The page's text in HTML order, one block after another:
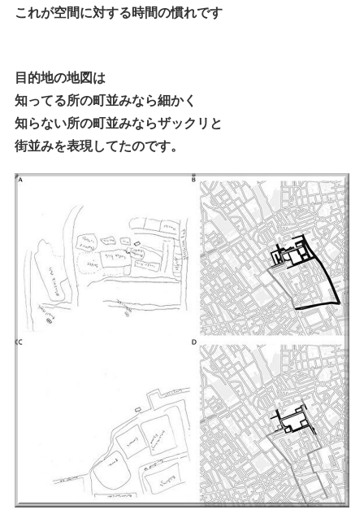
これが空間に対する時間の慣れです
目的地の地図は
知ってる所の町並みなら細かく
知らない所の町並みならザックリと
街並みを表現してたのです。